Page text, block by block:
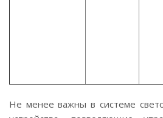
Не менее важны в системе